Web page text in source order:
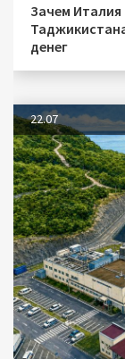
Зачем
денег
22.07